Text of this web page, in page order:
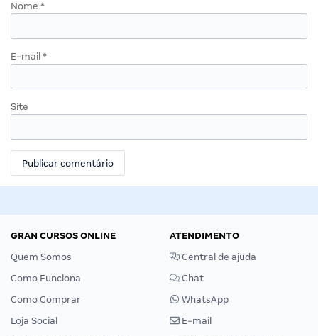
Nome *
E-mail *
Site
GRAN CURSOS ONLINE
Quem Somos
Como Funciona
Como Comprar
Loja Social
ATENDIMENTO
Central de ajuda
Chat
WhatsApp
E-mail